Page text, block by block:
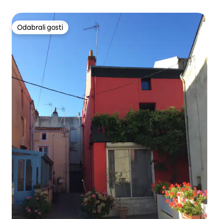
Odabrali gosti
Odabrali gosti